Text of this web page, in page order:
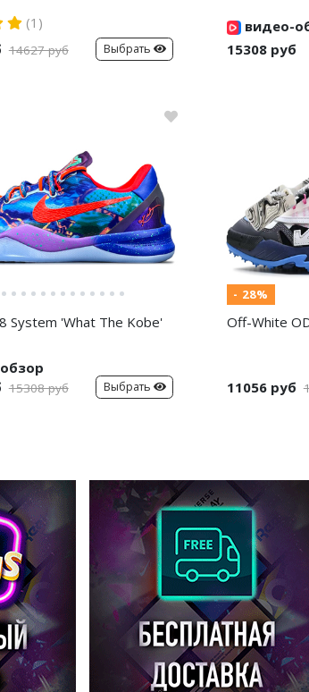
(1)
14627 руб Выбрать
видео-
15308 руб
System 'What The Kobe'
15308 руб Выбрать
- 28%
Off-White
11056 руб